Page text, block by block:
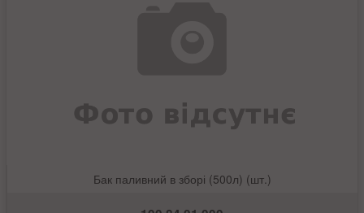
Бак паливний в зборі (500л) (шт.)